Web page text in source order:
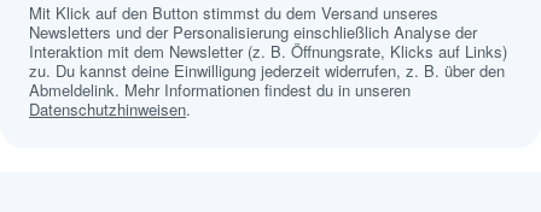
Mit Klick auf den Button stimmst du dem Versand unseres
Newsletters und der Personalisierung einschließlich Analyse der
Interaktion mit dem Newsletter (z. B. Öffnungsrate, Klicks auf Links)
zu. Du kannst deine Einwilligung jederzeit widerrufen, z. B. über den
Abmeldelink. Mehr Informationen findest du in unseren
Datenschutzhinweisen.